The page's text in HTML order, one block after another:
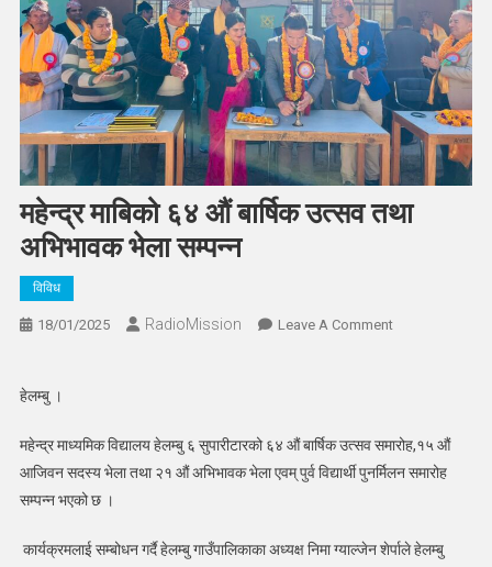
महेन्द्र माबिको ६४ औं बार्षिक उत्सव तथा
अभिभावक भेला सम्पन्न
विविध
18/01/2025 RadioMission Leave A CommentOn
बार्षिक
उत्सव
भेला
हेलम्बु ।
महेन्द्र माध्यमिक विद्यालय हेलम्बु ६ सुपारीटारको ६४ औं बार्षिक उत्सव समारोह,१५ औं
आजिवन सदस्य भेला तथा २१ औं अभिभावक भेला एवम् पुर्व विद्यार्थी पुनर्मिलन समारोह
सम्पन्न भएको छ ।
कार्यक्रमलाई सम्बोधन गर्दै हेलम्बु गाउँपालिकाका अध्यक्ष निमा ग्याल्जेन शेर्पाले हेलम्बु